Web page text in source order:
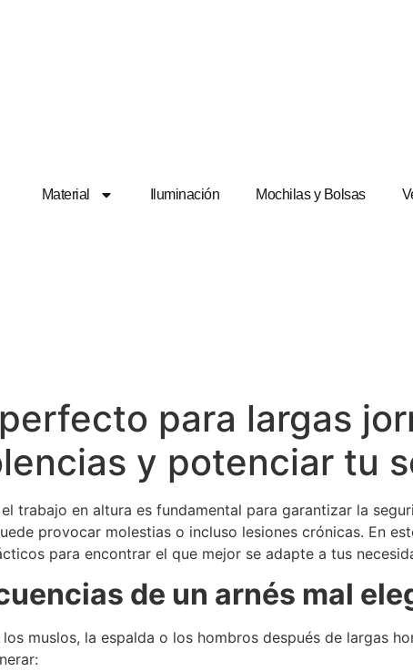
Material Iluminación Mochilas y Bolsas
para largas
y potenciar tu
trabajo en altura es fundamental para garantizar la
provocar molestias o incluso lesiones crónicas. En
para encontrar el que mejor se adapte a tus
de un arnés mal
muslos, la espalda o los hombros después de largas